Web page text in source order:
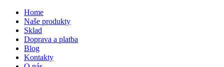
Home
Naše produkty
Sklad
Doprava a platba
Blog
Kontakty